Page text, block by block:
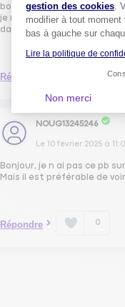
bonjour. En effet, je vous
je roule dans la même
danger seule)
Répondre
NOUG13245246
Le 10 février 2025 à
Bonjour, je n ai pas ce pb
Mais il est préférable de
Répondre 0
gestion des cookies.
modifier à tout
bas à gauche sur
Lire la politique de
Non merci